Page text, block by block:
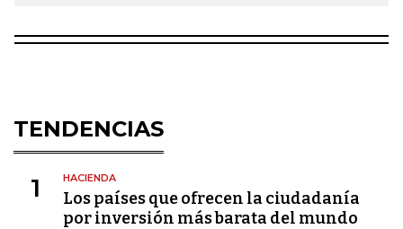
TENDENCIAS
1 HACIENDA
Los países que ofrecen la ciudadanía
por inversión más barata del mundo